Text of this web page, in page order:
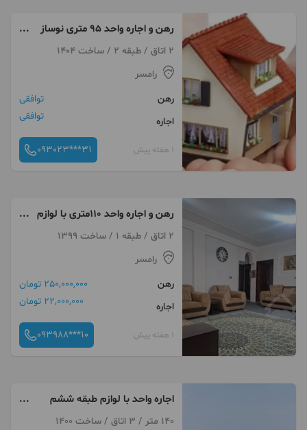
رهن و اجاره واحد ۹۵ متری نوساز
طالقانی
2 اتاق / طبقه 2 / ساخت 1404
رامسر
رهن
توافقی
اجاره
توافقی
1 هفته پیش 093023***31
رهن و اجاره واحد ۱۱۰متری با لوازم
جای خوب رامسر
2 اتاق / طبقه 1 / ساخت 1399
رامسر
رهن
250,000,000 تومان
اجاره
22,000,000 تومان
1 هفته پیش 093988***10
اجاره واحد با لوازم طبقه ششم
چشم انداز دریا و کوه
140 متر / 3 اتاق / ساخت 1400